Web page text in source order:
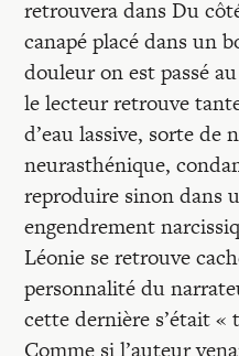
retrouvera dans Du
canapé placé dans un
douleur on est passé
le lecteur retrouve
d’eau lassive, sorte
neurasthénique,
reproduire sinon dans
engendrement
Léonie se retrouve
personnalité du
cette dernière s’était «
Comme si l’auteur